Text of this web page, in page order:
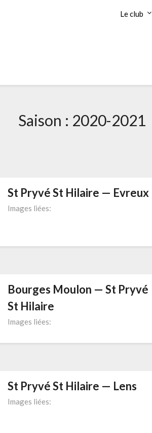
Le club
Saison : 2020-2021
St Pryvé St Hilaire — Evreux
Images liées:
Bourges Moulon — St Pryvé
St Hilaire
Images liées:
St Pryvé St Hilaire — Lens
Images liées: